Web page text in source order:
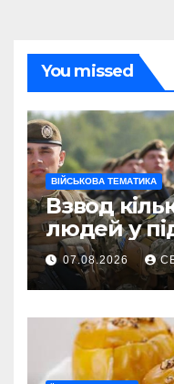
You missed
ВІЙСЬКОВА ТЕМАТИКА
Взвод
людей у
07.08.2026